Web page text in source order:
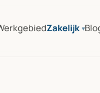
Zakelijk